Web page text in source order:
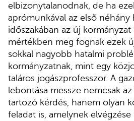
elbizonytalanodnak, de ha
aprómunkával az első néhány
időszakában az új
mértékben meg fognak ezek
sokkal nagyobb hatalmi
kormányzatnak, mint egy
taláros jogászprofesszor. A
lebontása messze nemcsak
tartozó kérdés, hanem olyan
feladat is, amelynek